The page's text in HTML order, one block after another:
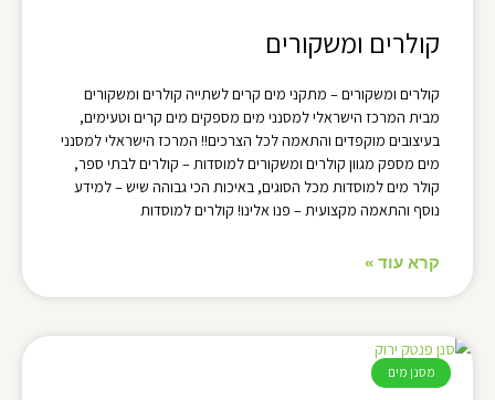
קולרים ומשקורים
קולרים ומשקורים – מתקני מים קרים לשתייה קולרים ומשקורים
מבית המרכז הישראלי למסנני מים מספקים מים קרים וטעימים,
בעיצובים מוקפדים והתאמה לכל הצרכים!! המרכז הישראלי למסנני
מים מספק מגוון קולרים ומשקורים למוסדות – קולרים לבתי ספר,
קולר מים למוסדות מכל הסוגים, באיכות הכי גבוהה שיש – למידע
נוסף והתאמה מקצועית – פנו אלינו! קולרים למוסדות
קרא עוד »
מסנן מים